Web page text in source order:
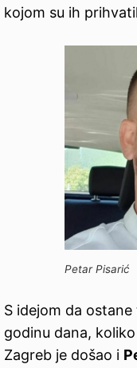
kojom su ih
Petar Pisarić
S idejom da
godinu dana,
Zagreb je došao i